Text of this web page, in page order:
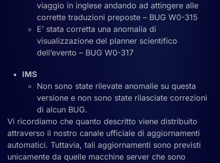
viaggio in inglese andando ad attingere alle
corrette traduzioni preposte – BUG W0-315
E’ stata corretta una anomalia di
visualizzazione del planner scientifico
dell’evento – BUG W0-317
IMS
Non sono state rilevate anomalie su questa
versione e non sono state rilasciate correzioni
di alcun BUG.
Vi ricordiamo che quanto descritto viene distribuito
attraverso il nostro canale ufficiale di aggiornamenti
automatici. Tuttavia, tali aggiornamenti sono previsti
unicamente da quelle macchine server che sono